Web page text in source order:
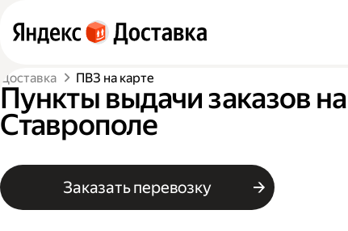
Доставка ПВЗ на карте
Пункты выдачи заказов
Ставрополе
Заказать перевозку